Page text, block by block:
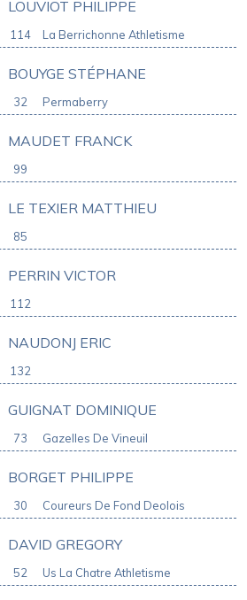
114
LOUVIOT PHILIPPE
La Berrichonne Athletisme
32
BOUYGE STÉPHANE
Permaberry
99
MAUDET FRANCK
85
LE TEXIER MATTHIEU
112
PERRIN VICTOR
132
NAUDONJ ERIC
73
GUIGNAT DOMINIQUE
Gazelles De Vineuil
30
BORGET PHILIPPE
Coureurs De Fond Deolois
52
DAVID GREGORY
Us La Chatre Athletisme